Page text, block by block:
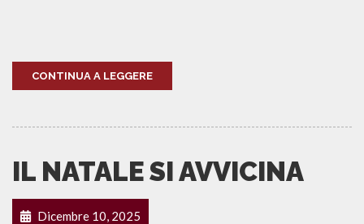
CONTINUA A LEGGERE
IL NATALE SI AVVICINA
Dicembre 10, 2025